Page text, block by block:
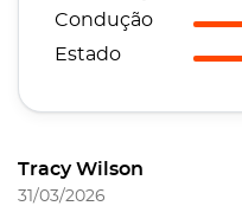
Condução
Estado
Tracy Wilson
31/03/2026